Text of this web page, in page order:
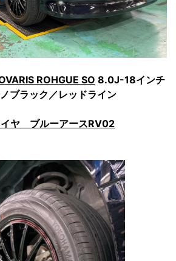
ROHGUE SO 8.0J-18インチ
ブラック／レッドライン
イヤ ブルーアースRV02